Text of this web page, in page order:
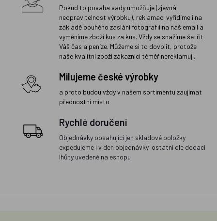
Pokud to povaha vady umožňuje (zjevná
neopravitelnost výrobku), reklamaci vyřídíme i na
základě pouhého zaslání fotografií na náš email a
vyměníme zboží kus za kus. Vždy se snažíme šetřit
Váš čas a peníze. Můžeme si to dovolit, protože
naše kvalitní zboží zákazníci téměř nereklamují.
Milujeme české výrobky
a proto budou vždy v našem sortimentu zaujímat
přednostní místo
Rychlé doručení
Objednávky obsahující jen skladové položky
expedujeme i v den objednávky, ostatní dle dodací
lhůty uvedené na eshopu